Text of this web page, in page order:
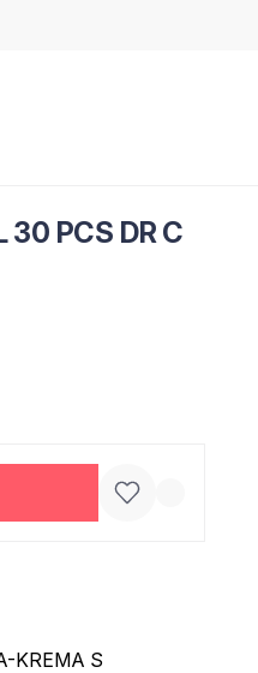
30 PCS DR C
KREMA S